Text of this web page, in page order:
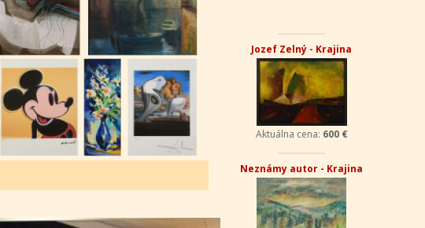
Jozef Zelný - Krajina
Aktuálna cena: 600 €
Neznámy autor - Krajina